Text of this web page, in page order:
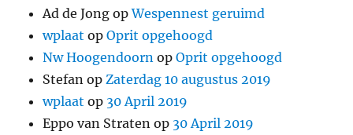
Ad de Jong opWespennest geruimd
wplaat opOprit opgehoogd
Nw Hoogendoorn opOprit opgehoogd
Stefan op Zaterdag 10 augustus 2019
wplaat op 30 April 2019
Eppo van Straten op 30 April 2019